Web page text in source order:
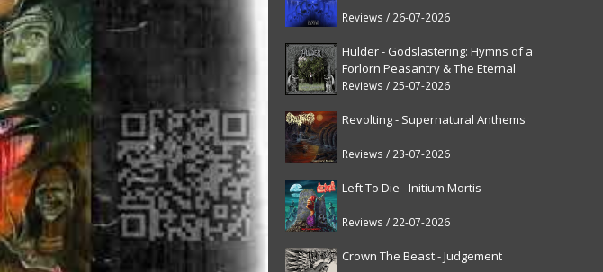
Reviews / 26-07-2026
Hulder - Godslastering: Hymns of a
Forlorn Peasantry & The Eternal
Fanfare [reissue]
Reviews / 25-07-2026
Revolting - Supernatural Anthems
Reviews / 23-07-2026
Left To Die - Initium Mortis
Reviews / 22-07-2026
Crown The Beast - Judgement